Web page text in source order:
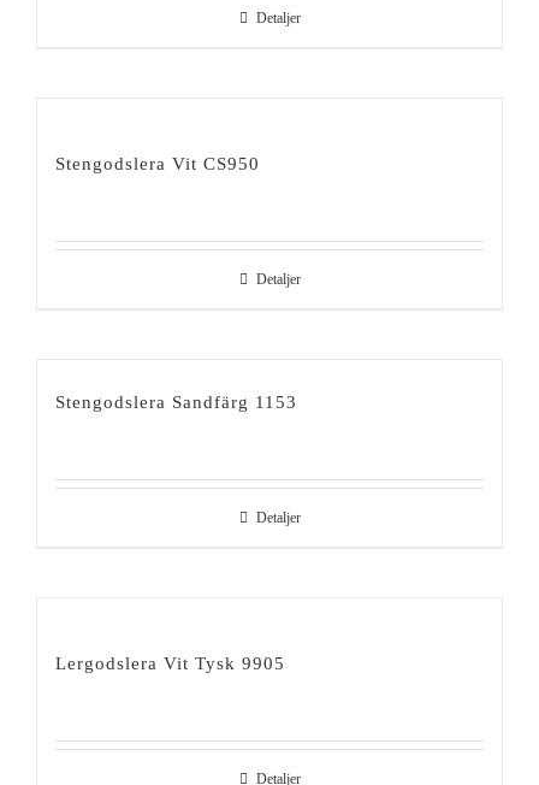
Detaljer
Stengodslera Vit CS950
Detaljer
Stengodslera Sandfärg 1153
Detaljer
Lergodslera Vit Tysk 9905
Detaljer